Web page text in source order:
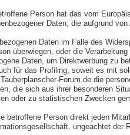
Person hat das vom
Daten, die aufgrund
Daten im Falle des
überwiegen, oder die
Daten, um Direktwerbung zu
für das Profiling, soweit es mit
Forum.de die
die sich aus ihrer besonderen
oder zu statistischen Zwecken
Person direkt jeden
ungeachtet